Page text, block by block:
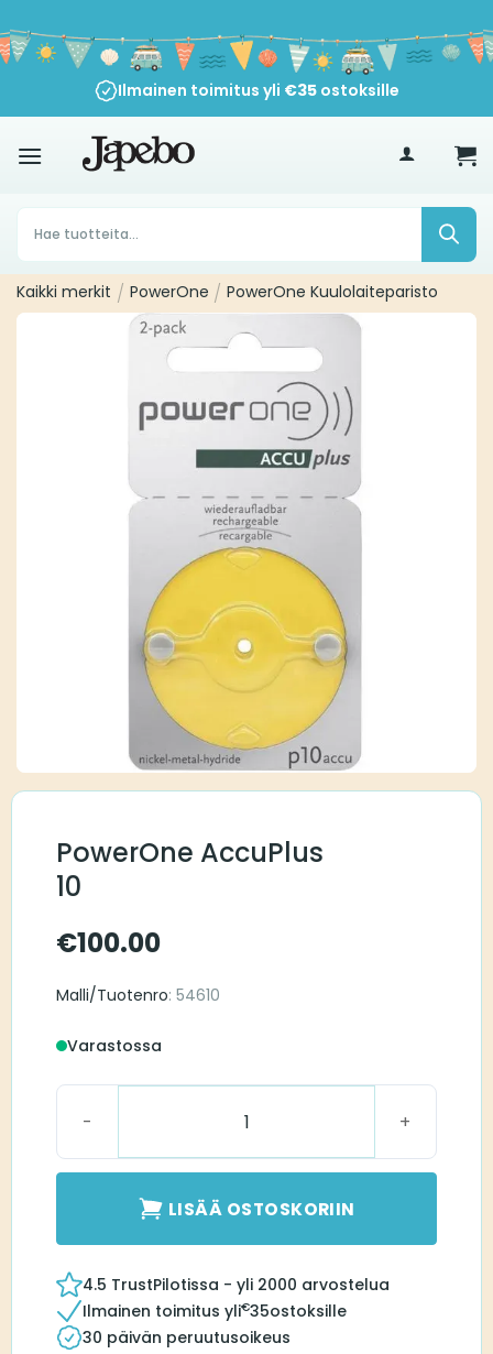
sisältöön
Ilmainen toimitus yli €35ostoksille
Products
search
Kaikki merkit / PowerOne / PowerOne Kuulolaiteparisto
PowerOne AccuPlus
10
€100.00
Malli/Tuotenro: 54610
Varastossa
LISÄÄ OSTOSKORIIN
4.5 TrustPilotissa - yli 2000 arvostelua
Ilmainen toimitus yli€35ostoksille
30 päivän peruutusoikeus